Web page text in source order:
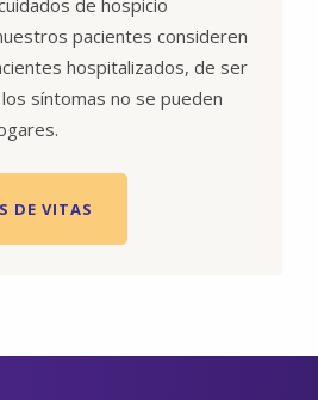
pacientes consideren
hospitalizados, de ser
síntomas no se pueden
DE VITAS